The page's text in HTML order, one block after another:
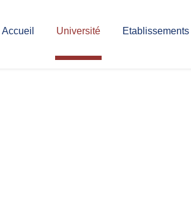
Accueil Université Etablissements